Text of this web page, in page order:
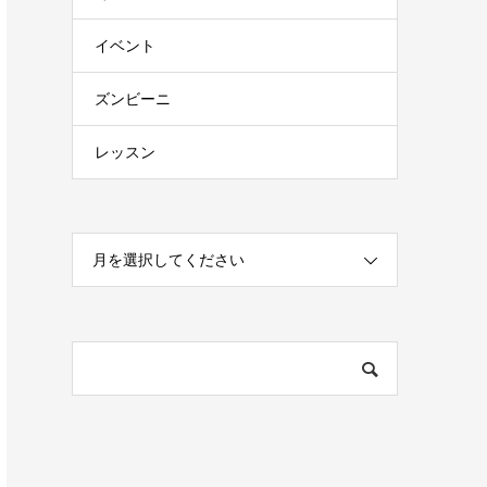
イベント
ズンビーニ
レッスン
月を選択してください